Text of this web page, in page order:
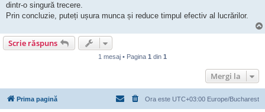
i
t
dintr-o singură trecere.
Prin concluzie, puteți ușura munca și reduce timpul efectiv al lucrărilor.
Scrie răspuns
1 mesaj • Pagina 1 din 1
Mergi la
Prima pagină Ora este UTC+03:00 Europe/Bucharest